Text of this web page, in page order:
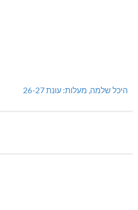
היכל שלמה, מעלות: עונת 26-27